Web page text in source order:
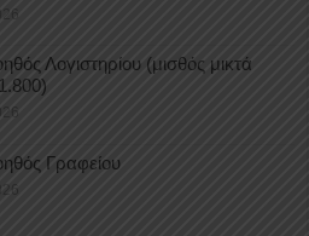
Λογιστηρίου (μισθός μικτά
Γραφείου